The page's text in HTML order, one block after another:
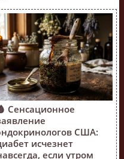
Сенсационное
США:
исчезнет
если утром